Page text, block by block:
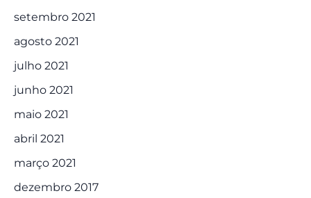
setembro 2021
agosto 2021
julho 2021
junho 2021
maio 2021
abril 2021
março 2021
dezembro 2017